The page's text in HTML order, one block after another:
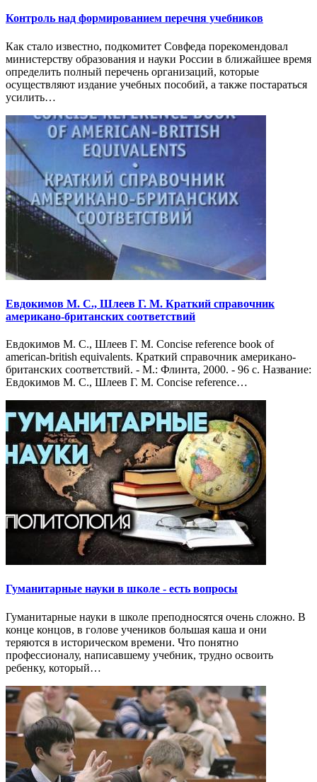
Контроль над формированием перечня учебников
Как стало известно, подкомитет Совфеда порекомендовал
министерству образования и науки России в ближайшее время
определить полный перечень организаций, которые
осуществляют издание учебных пособий, а также постараться
усилить…
Евдокимов М. С., Шлеев Г. М. Краткий справочник
американо-британских соответствий
Евдокимов М. С., Шлеев Г. М. Concise reference book of
american-british equivalents. Краткий справочник американо-
британских соответствий. - М.: Флинта, 2000. - 96 с. Название:
Евдокимов М. С., Шлеев Г. М. Concise reference…
Гуманитарные науки в школе - есть вопросы
Гуманитарные науки в школе преподносятся очень сложно. В
конце концов, в голове учеников большая каша и они
теряются в историческом времени. Что понятно
профессионалу, написавшему учебник, трудно освоить
ребенку, который…